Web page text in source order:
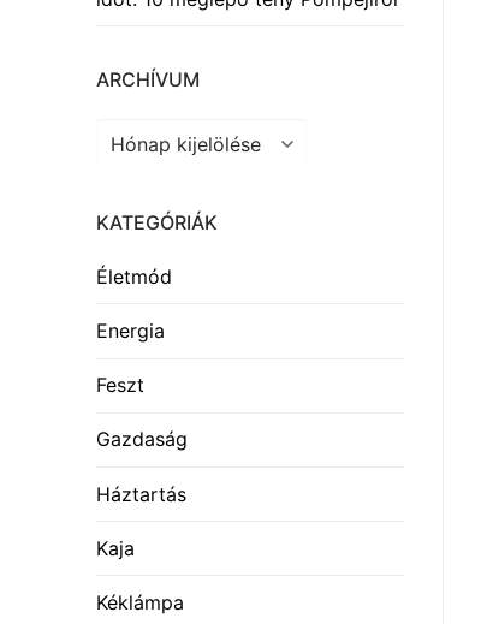
ARCHÍVUM
Archívum
KATEGÓRIÁK
Életmód
Energia
Feszt
Gazdaság
Háztartás
Kaja
Kéklámpa